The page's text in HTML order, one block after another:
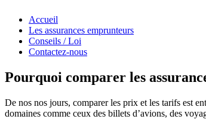
Accueil
Les assurances emprunteurs
Conseils / Loi
Contactez-nous
Pourquoi comparer les
De nos nos jours, comparer les prix et les tarifs est
domaines comme ceux des billets d’avions, des